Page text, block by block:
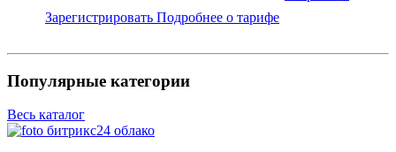
Зарегистрировать Подробнее о тарифе
Популярные категории
Весь каталог